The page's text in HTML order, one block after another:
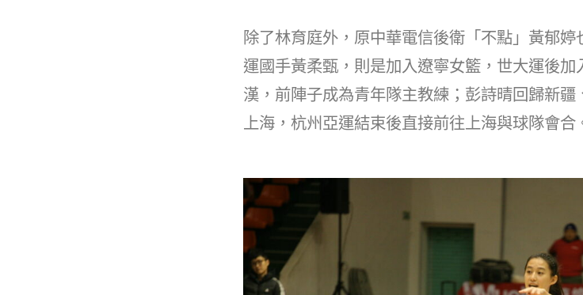
除了林育庭外，原中華電信後衛「不點」黃郁
運國手黃柔甄，則是加入遼寧女籃，世大運後
漢，前陣子成為青年隊主教練；彭詩晴回歸新
上海，杭州亞運結束後直接前往上海與球隊會合